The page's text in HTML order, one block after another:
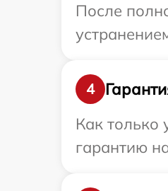
После
4
Как только
гарантию